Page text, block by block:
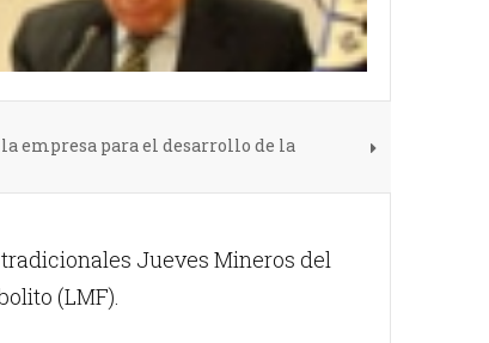
empresa para el desarrollo de la
Jueves Mineros del
(LMF).